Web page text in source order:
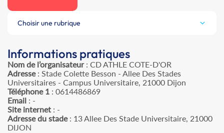
Choisir une rubrique
Informations pratiques
Nom de l’organisateur: CD ATHLE COTE-D'OR
Adresse: Stade Colette Besson - Allee Des Stades
Universitaires - Campus Universitaire, 21000 Dijon
Téléphone 1 : 0614486869
Email : -
Site internet : -
Adresse du stade: 13 Allee Des Stade Universitaire, 21000
DIJON